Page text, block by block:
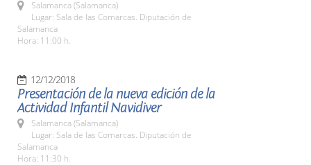
Salamanca (Salamanca)
Lugar: Sala de las Comarcas. Diputación de
Salamanca
Hora: 11:00 h.
12/12/2018
Presentación de la nueva edición de la
Actividad Infantil Navidiver
Salamanca (Salamanca)
Lugar: Sala de las Comarcas. Diputación de
Salamanca
Hora: 11:30 h.